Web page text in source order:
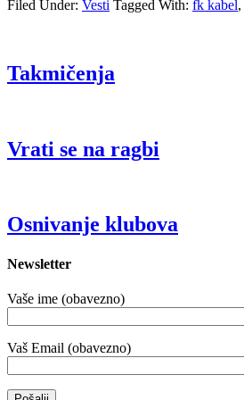
Filed Under: Vesti Tagged With: fk kabel,
Takmičenja
Vrati se na ragbi
Osnivanje klubova
Newsletter
Vaše ime (obavezno)
Vaš Email (obavezno)